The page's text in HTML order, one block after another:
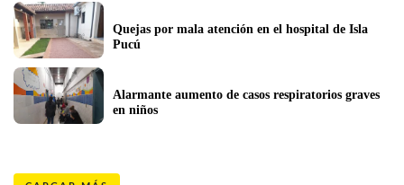
Quejas por mala atención en el hospital de Isla
Pucú
Alarmante aumento de casos respiratorios graves